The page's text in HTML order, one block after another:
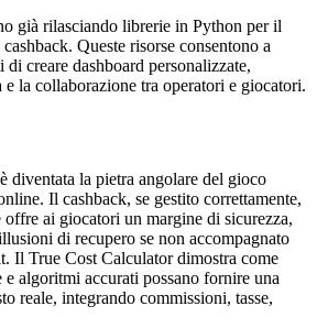
già rilasciando librerie in Python per il
Queste risorse consentono a
creare dashboard personalizzate,
e la collaborazione tra operatori e giocatori.
diventata la pietra angolare del gioco
Il cashback, se gestito correttamente,
ai giocatori un margine di sicurezza,
di recupero se non accompagnato
Il True Cost Calculator dimostra come
e algoritmi accurati possano fornire una
reale, integrando commissioni, tasse,